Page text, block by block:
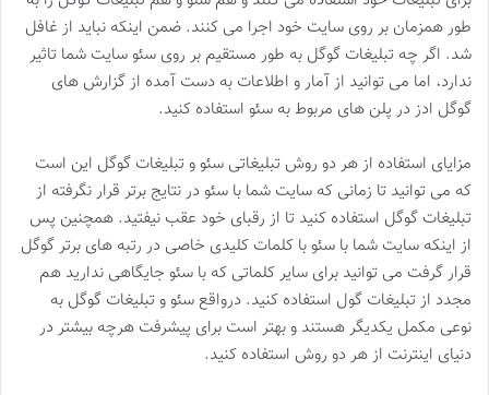
طور همزمان بر روی سایت خود اجرا می کنند. ضمن اینکه نباید از غافل
شد. اگر چه تبلیغات گوگل به طور مستقیم بر روی سئو سایت شما تاثیر
ندارد، اما می توانید از آمار و اطلاعات به دست آمده از گزارش های
گوگل ادز در پلن های مربوط به سئو استفاده کنید.
مزایای استفاده از هر دو روش تبلیغاتی سئو و تبلیغات گوگل این است
که می توانید تا زمانی که سایت شما با سئو در نتایج برتر قرار نگرفته از
تبلیغات گوگل استفاده کنید تا از رقبای خود عقب نیفتید. همچنین پس
از اینکه سایت شما با سئو با کلمات کلیدی خاصی در رتبه های برتر گوگل
قرار گرفت می توانید برای سایر کلماتی که با سئو جایگاهی ندارید هم
مجدد از تبلیغات گول استفاده کنید. درواقع سئو و تبلیغات گوگل به
نوعی مکمل یکدیگر هستند و بهتر است برای پیشرفت هرچه بیشتر در
دنیای اینترنت از هر دو روش استفاده کنید.